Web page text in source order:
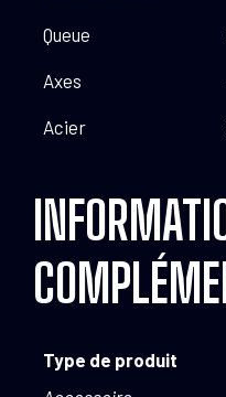
Queue
Axes
Acier
Type de produit